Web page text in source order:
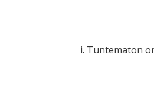
i. Tuntematon